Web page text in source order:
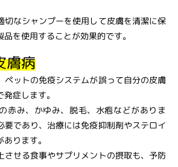
切なシャンプーを使用して皮膚を清潔に保
を使用することが効果的です。
膚病
ペットの免疫システムが誤って自分の皮膚
症します。
赤み、かゆみ、脱毛、水疱などがありま
要であり、治療には免疫抑制剤やステロイ
ります。
させる食事やサプリメントの摂取も、予防